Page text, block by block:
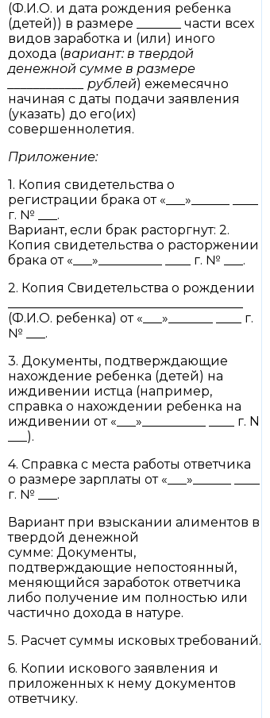
(Ф.И.О. и дата рождения ребенка
(детей)) в размере _______ части всех
видов заработка и (или) иного
дохода (вариант: в твердой
денежной сумме в размере
____________ рублей) ежемесячно
начиная с даты подачи заявления
(указать) до его(их)
совершеннолетия.
Приложение:
1. Копия свидетельства о
регистрации брака от «___»______ ____
г. № ___.
Вариант, если брак расторгнут: 2.
Копия свидетельства о расторжении
брака от «___»__________ ____ г. № ___.
2. Копия Свидетельства о рождении
(Ф.И.О. ребенка) от «___»_______ ____ г.
№ ___.
3. Документы, подтверждающие
нахождение ребенка (детей) на
иждивении истца (например,
справка о нахождении ребенка на
иждивении от «___»__________ ____ г. N
___).
4. Справка с места работы ответчика
о размере зарплаты от «___»______ ____
г. № ___.
Вариант при взыскании алиментов в
твердой денежной
сумме: Документы,
подтверждающие непостоянный,
меняющийся заработок ответчика
либо получение им полностью или
частично дохода в натуре.
5. Расчет суммы исковых требований.
6. Копии искового заявления и
приложенных к нему документов
ответчику.